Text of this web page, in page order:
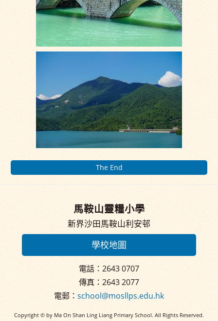
The End
馬鞍山靈糧小學
新界沙田馬鞍山利安邨
學校地圖
電話：2643 0707
傳真：2643 2077
電郵：school@mosllps.edu.hk
Copyright © by Ma On Shan Ling Liang Primary School. All Rights Reserved.